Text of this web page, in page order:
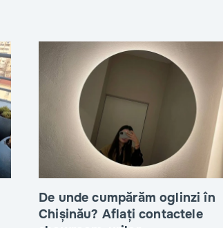
De unde cumpărăm oglinzi în
Chișinău? Aflați contactele